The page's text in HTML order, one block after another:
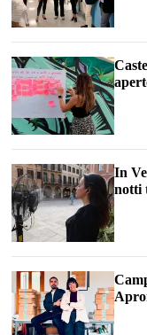
In
notti